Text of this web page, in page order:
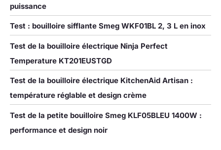
de la base pour
verser facilement
Utilisation en une
seule touche :
retournez
obtenez de l'eau
et facilement Arrêt
protection contre la
surchauffe et
puissance
Test : bouilloire sifflante Smeg WKF01BL 2, 3 L en inox
Test de la bouilloire électrique Ninja Perfect
Temperature KT201EUSTGD
Test de la bouilloire électrique KitchenAid Artisan :
température réglable et design crème
Test de la petite bouilloire Smeg KLF05BLEU 1400W :
performance et design noir